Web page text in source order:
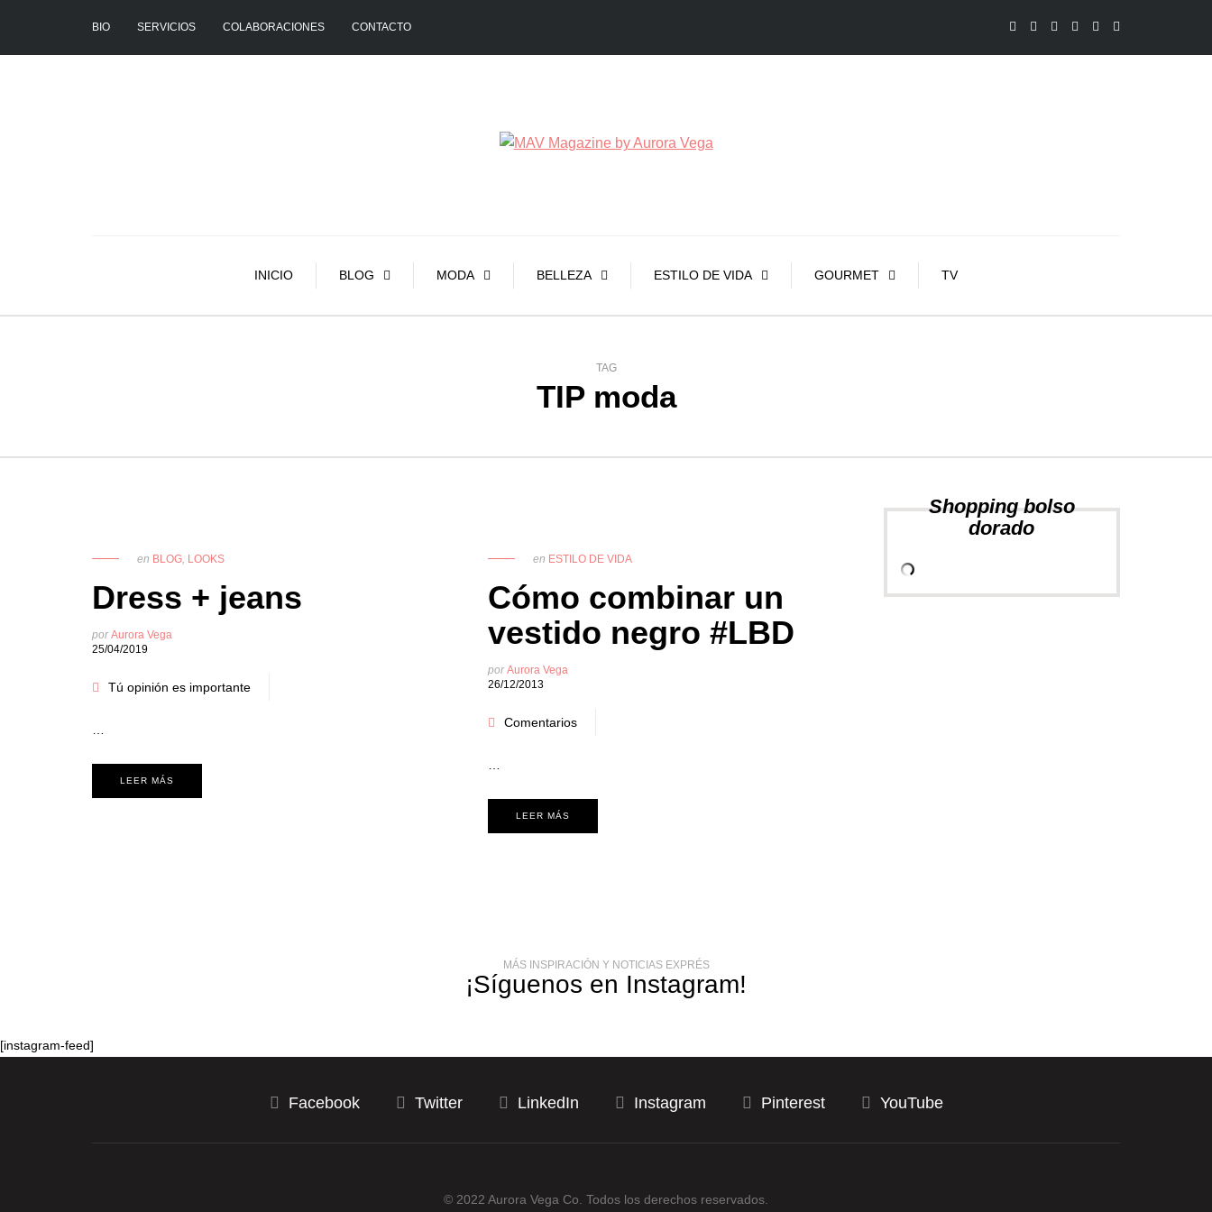
BIO SERVICIOS COLABORACIONES CONTACTO
INICIO BLOG MODA BELLEZA ESTILO DE VIDA GOURMET TV
TAG
TIP moda
en BLOG, LOOKS
Dress + jeans
porAurora Vega
25/04/2019
Tú opinión es importante
LEER MÁS
en ESTILO DE VIDA
Cómo combinar un
vestido negro #LBD
porAurora Vega
26/12/2013
Comentarios
LEER MÁS
Shopping bolso
dorado
MÁS INSPIRACIÓN Y NOTICIAS EXPRÉS
¡Síguenos en Instagram!
[instagram-feed]
Facebook Twitter LinkedIn Instagram Pinterest YouTube
© 2022 Aurora Vega Co. Todos los derechos reservados.